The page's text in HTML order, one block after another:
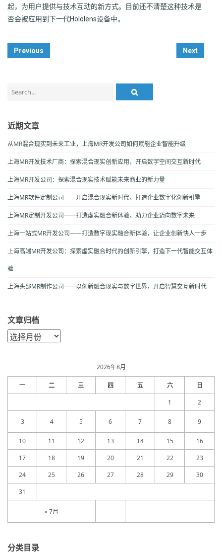
起，为用户提供与技术互动的新方式。目前还不清楚这种技术是
否会被应用到下一代Hololens设备中。
Post
Navigation
Previous Next
for:
近期文章
从MR混合现实到未来工业，上海MR开发公司如何赋能企业智能升级
上海MR开发技术厂商：探索混合现实创新应用，开启数字空间交互新时代
上海MR开发公司：探索混合现实技术赋能未来商业的新力量
上海MR软件定制公司——开启混合现实新时代，打造企业数字化创新引擎
上海MR定制开发公司——打造虚实融合新体验，助力企业迈向数字未来
上海一站式MR开发公司——打造数字现实融合新体验，让企业创新快人一步
上海高端MR开发公司：探索虚实融合时代的创新引擎，打造下一代智能交互体
验
上海头部MR制作公司——以创新融合现实与数字世界，开启智慧交互新时代
文章归档
文
章
2026年8月
一 二 三 四 五 六 日
« 7月
1 2
3 4 5 6 7 8 9
10 11 12 13 14 15
16
17
18 19 20 21 22
23
24
25 26 27 28 29
30
31
分类目录